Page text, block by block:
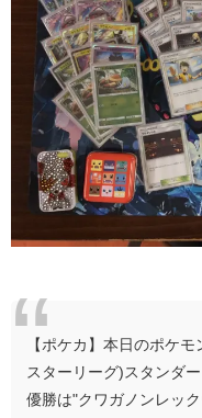
【ポケカ】本日のポケ
スターリーグ)スタンダ
優勝は"クワガノンレッ